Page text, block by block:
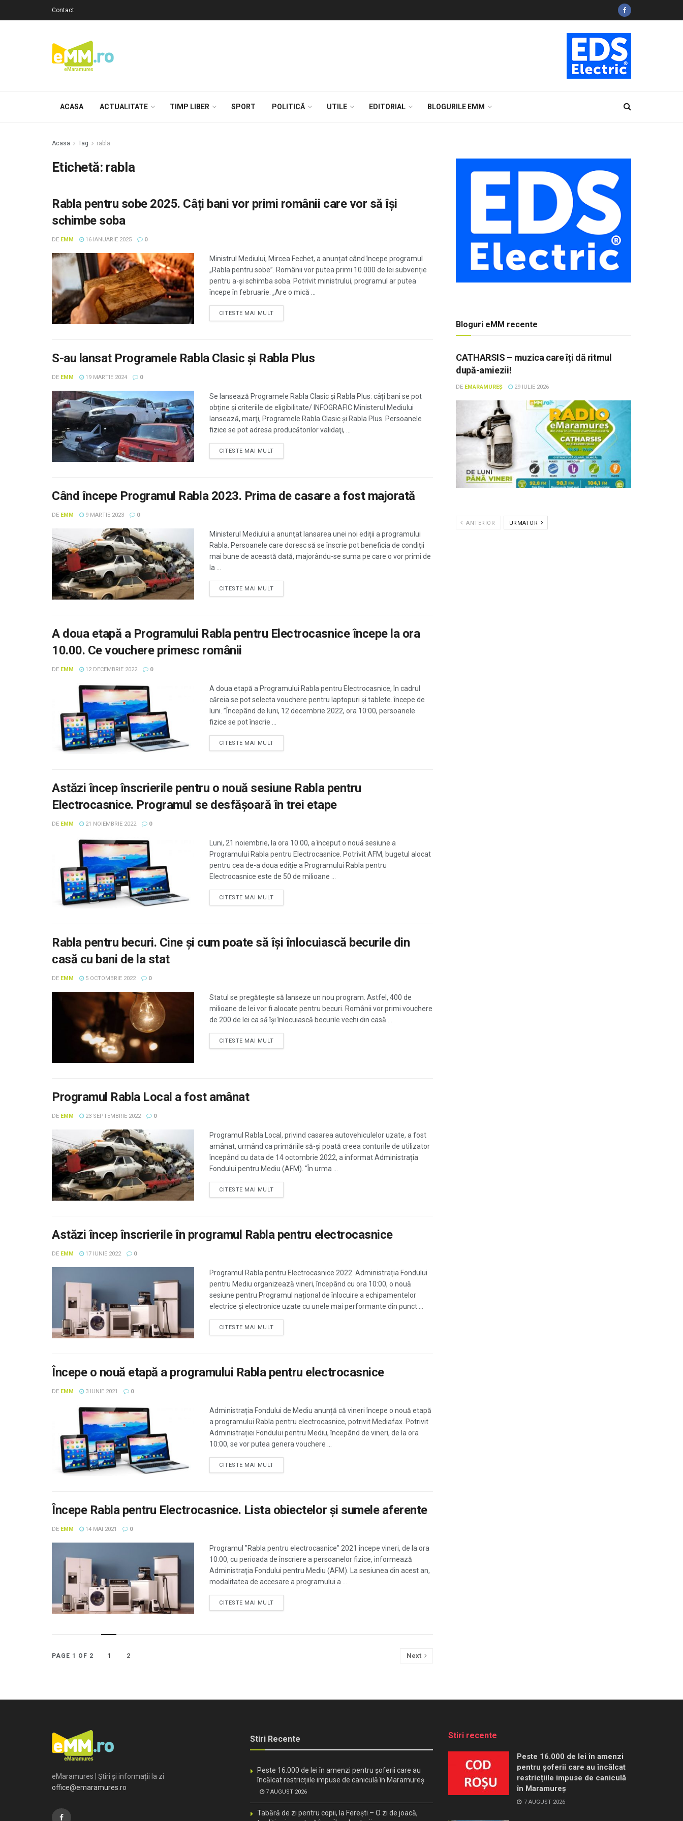
Contact
ACASA ACTUALITATE TIMP LIBER SPORT POLITICĂ UTILE EDITORIAL BLOGURILE EMM
Acasa Tag rabla
Etichetă: rabla
Rabla pentru sobe 2025. Câți bani vor primi românii care vor să își
schimbe soba
DE EMM 16 IANUARIE 2025 0
Ministrul Mediului, Mircea Fechet, a anunțat când începe programul
„Rabla pentru sobe”. Românii vor putea primi 10.000 de lei subvenție
pentru a-și schimba soba. Potrivit ministrului, programul ar putea
începe în februarie. „Are o mică ...
CITESTE MAI MULT
S-au lansat Programele Rabla Clasic și Rabla Plus
DE EMM 19 MARTIE 2024 0
Se lansează Programele Rabla Clasic și Rabla Plus: câți bani se pot
obține și criteriile de eligibilitate/ INFOGRAFIC Ministerul Mediului
lansează, marţi, Programele Rabla Clasic şi Rabla Plus. Persoanele
fizice se pot adresa producătorilor validaţi, ...
CITESTE MAI MULT
Când începe Programul Rabla 2023. Prima de casare a fost majorată
DE EMM 9 MARTIE 2023 0
Ministerul Mediului a anunțat lansarea unei noi ediții a programului
Rabla. Persoanele care doresc să se înscrie pot beneficia de condiții
mai bune de această dată, majorându-se suma pe care o vor primi de
la ...
CITESTE MAI MULT
A doua etapă a Programului Rabla pentru Electrocasnice începe la ora
10.00. Ce vouchere primesc românii
DE EMM 12 DECEMBRIE 2022 0
A doua etapă a Programului Rabla pentru Electrocasnice, în cadrul
căreia se pot selecta vouchere pentru laptopuri şi tablete. începe de
luni. ”Începând de luni, 12 decembrie 2022, ora 10:00, persoanele
fizice se pot înscrie ...
CITESTE MAI MULT
Astăzi încep înscrierile pentru o nouă sesiune Rabla pentru
Electrocasnice. Programul se desfăşoară în trei etape
DE EMM 21 NOIEMBRIE 2022 0
Luni, 21 noiembrie, la ora 10.00, a început o nouă sesiune a
Programului Rabla pentru Electrocasnice. Potrivit AFM, bugetul alocat
pentru cea de-a doua ediţie a Programului Rabla pentru
Electrocasnice este de 50 de milioane ...
CITESTE MAI MULT
Rabla pentru becuri. Cine și cum poate să își înlocuiască becurile din
casă cu bani de la stat
DE EMM 5 OCTOMBRIE 2022 0
Statul se pregătește să lanseze un nou program. Astfel, 400 de
milioane de lei vor fi alocate pentru becuri. Românii vor primi vouchere
de 200 de lei ca să își înlocuiască becurile vechi din casă ...
CITESTE MAI MULT
Programul Rabla Local a fost amânat
DE EMM 23 SEPTEMBRIE 2022 0
Programul Rabla Local, privind casarea autovehiculelor uzate, a fost
amânat, urmând ca primăriile să-şi poată creea conturile de utilizator
începând cu data de 14 octombrie 2022, a informat Administrația
Fondului pentru Mediu (AFM). "În urma ...
CITESTE MAI MULT
Astăzi încep înscrierile în programul Rabla pentru electrocasnice
DE EMM 17 IUNIE 2022 0
Programul Rabla pentru Electrocasnice 2022. Administrația Fondului
pentru Mediu organizează vineri, începând cu ora 10:00, o nouă
sesiune pentru Programul național de înlocuire a echipamentelor
electrice și electronice uzate cu unele mai performante din punct ...
CITESTE MAI MULT
Începe o nouă etapă a programului Rabla pentru electrocasnice
DE EMM 3 IUNIE 2021 0
Administrația Fondului de Mediu anunță că vineri începe o nouă etapă
a programului Rabla pentru electrocasnice, potrivit Mediafax. Potrivit
Administrației Fondului pentru Mediu, începând de vineri, de la ora
10:00, se vor putea genera vouchere ...
CITESTE MAI MULT
Începe Rabla pentru Electrocasnice. Lista obiectelor şi sumele aferente
DE EMM 14 MAI 2021 0
Programul "Rabla pentru electrocasnice" 2021 începe vineri, de la ora
10:00, cu perioada de înscriere a persoanelor fizice, informează
Administraţia Fondului pentru Mediu (AFM). La sesiunea din acest an,
modalitatea de accesare a programului a ...
CITESTE MAI MULT
PAGE 1 OF 2 1 2 Next
Bloguri eMM recente
CATHARSIS – muzica care îți dă ritmul
după-amiezii!
DE EMARAMUREȘ 29 IULIE 2026
ANTERIOR URMATOR
eMaramures | Știri și informații la zi
office@emaramures.ro
Stiri Recente
Peste 16.000 de lei în amenzi pentru șoferii care au
încălcat restricțiile impuse de caniculă în Maramureș
7 AUGUST 2026
Tabără de zi pentru copii, la Ferești – O zi de joacă,
Stiri recente
Peste 16.000 de lei în amenzi
pentru șoferii care au încălcat
restricțiile impuse de caniculă
în Maramureș
7 AUGUST 2026